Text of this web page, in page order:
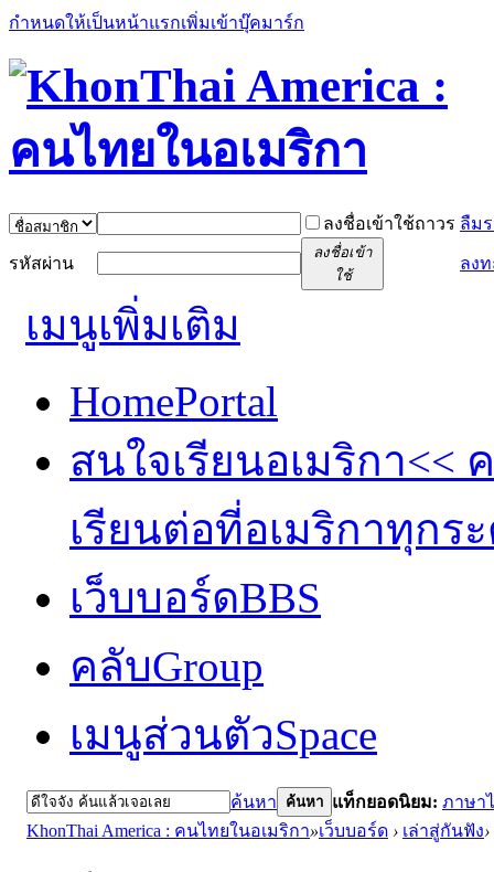
กำหนดให้เป็นหน้าแรกเพิ่มเข้าบุ๊คมาร์ก
ลงชื่อเข้าใช้ถาวร ลืม
รหัสผ่าน
ลงชื่อเข้า
ใช้
ลง
เมนูเพิ่มเติม
HomePortal
สนใจเรียนอเมริกา<<
เรียนต่อที่อเมริกาทุกร
เว็บบอร์ดBBS
คลับGroup
เมนูส่วนตัวSpace
ค้นหา ค้นหา แท็กยอดนิยม: ภาษา
KhonThai America : คนไทยในอเมริกา»เว็บบอร์ด › เล่าสู่กันฟัง›